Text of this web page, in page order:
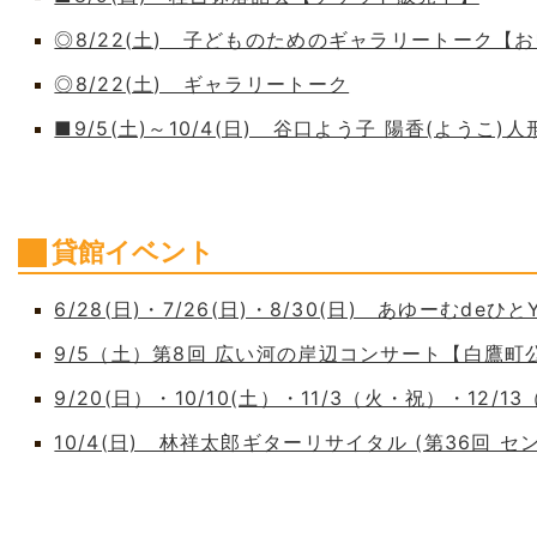
◎8/22(土) 子どものためのギャラリートーク【お
◎8/22(土) ギャラリートーク
■9/5(土)～10/4(日) 谷口よう子 陽香(ようこ)人
貸館イベント
6/28(日)・7/26(日)・8/30(日) あゆーむdeひと
9/5（土）第8回 広い河の岸辺コンサート【白鷹町
9/20(日）・10/10(土）・11/3（火・祝）・12/
10/4(日) 林祥太郎ギターリサイタル (第36回 セ